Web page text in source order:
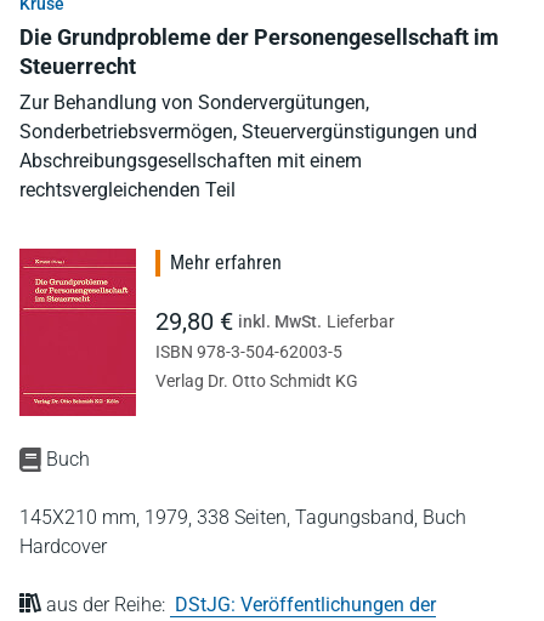
Die Grundprobleme der Personengesellschaft im
Steuerrecht
Zur Behandlung von Sondervergütungen,
Sonderbetriebsvermögen, Steuervergünstigungen und
Abschreibungsgesellschaften mit einem
rechtsvergleichenden Teil
Buch
145X210 mm, 1979, 338 Seiten, Tagungsband, Buch
Hardcover
aus der Reihe: DStJG: Veröffentlichungen der
Mehr erfahren
29,80 € inkl. MwSt. Lieferbar
ISBN 978-3-504-62003-5
Verlag Dr. Otto Schmidt KG